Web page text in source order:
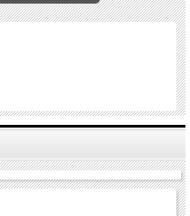
めに設定しているのでレイヤー